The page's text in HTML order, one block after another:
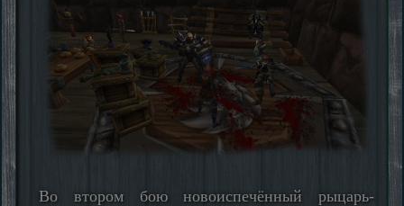
Во втором бою новоиспечённый рыцарь-